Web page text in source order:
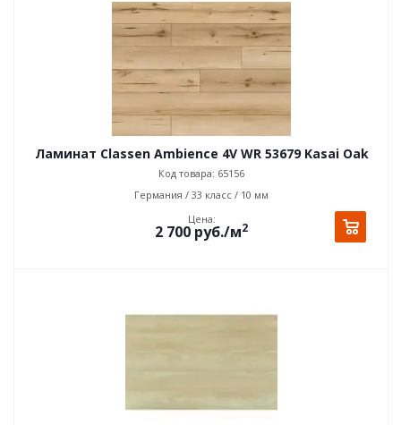
Ламинат Classen Ambience 4V WR 53679 Kasai Oak
Код товара: 65156
Германия / 33 класс / 10 мм
Цена:
2 700 руб./м2